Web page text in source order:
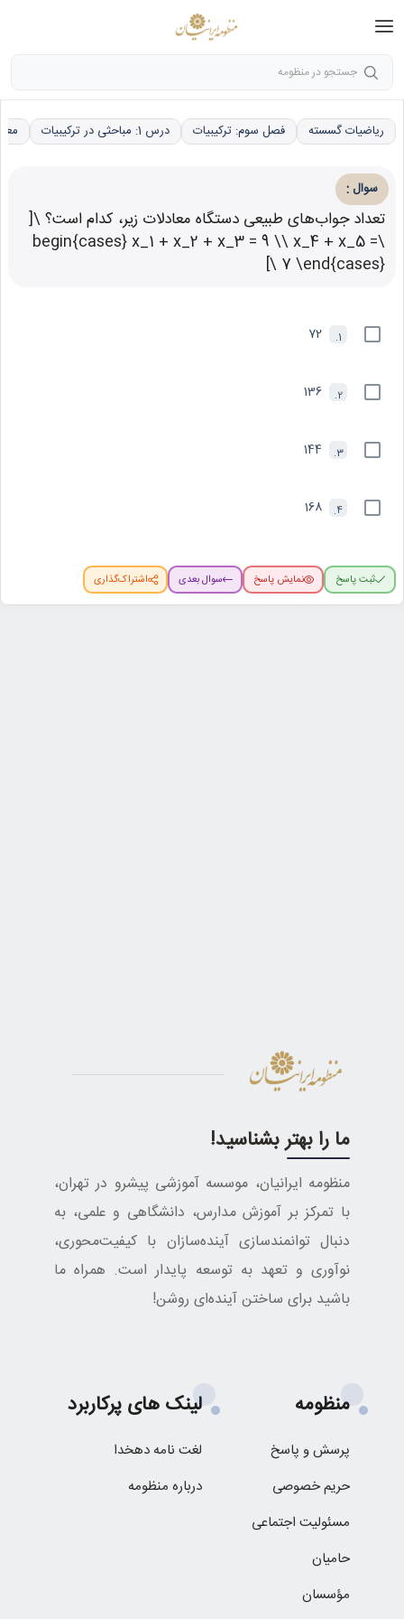
جستجو در منظومه
ریاضیات گسسته فصل سوم: ترکیبیات درس 1: مباحثی در ترکیبیات
سوال :
تعداد جواب‌های طبیعی دستگاه معادلات زیر، کدام است؟ \[
\begin{cases} x_1 + x_2 + x_3 = 9 \\ x_4 + x_5 =
7 \end{cases} \]
1.
72
2.
136
3.
144
4.
168
ثبت پاسخ نمایش پاسخ سوال بعدی اشتراک‌گذاری
ما را بهتر بشناسید!
منظومه ایرانیان، موسسه آموزشی پیشرو در تهران،
با تمرکز بر آموزش مدارس، دانشگاهی و علمی، به
دنبال توانمندسازی آینده‌سازان با کیفیت‌محوری،
نوآوری و تعهد به توسعه پایدار است. همراه ما
باشید برای ساختن آینده‌ای روشن!
منظومه
پرسش و پاسخ
حریم خصوصی
مسئولیت اجتماعی
حامیان
مؤسسان
لینک های پرکاربرد
لغت نامه دهخدا
درباره منظومه